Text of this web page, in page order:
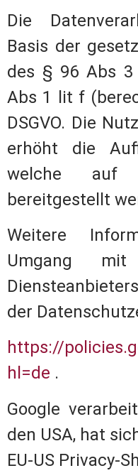
Die
Basis der
des § 96 Abs
Abs 1 lit f
DSGVO. Die
erhöht die
welche auf
bereitgestellt
Weitere
Umgang
der
https://
hl=de .
Google
den USA, hat
EU-US Privacy-